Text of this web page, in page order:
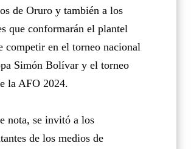
de Oruro y también a los
que conformarán el plantel
competir en el torneo nacional
Simón Bolívar y el torneo
la AFO 2024.
nota, se invitó a los
de los medios de